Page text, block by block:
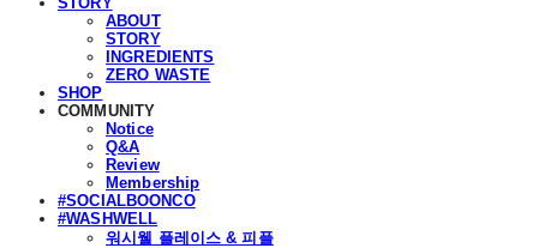
ABOUT
STORY
INGREDIENTS
ZERO WASTE
SHOP
COMMUNITY
Notice
Q&A
Review
Membership
#SOCIALBOONCO
#WASHWELL
워시웰 플레이스 & 피플